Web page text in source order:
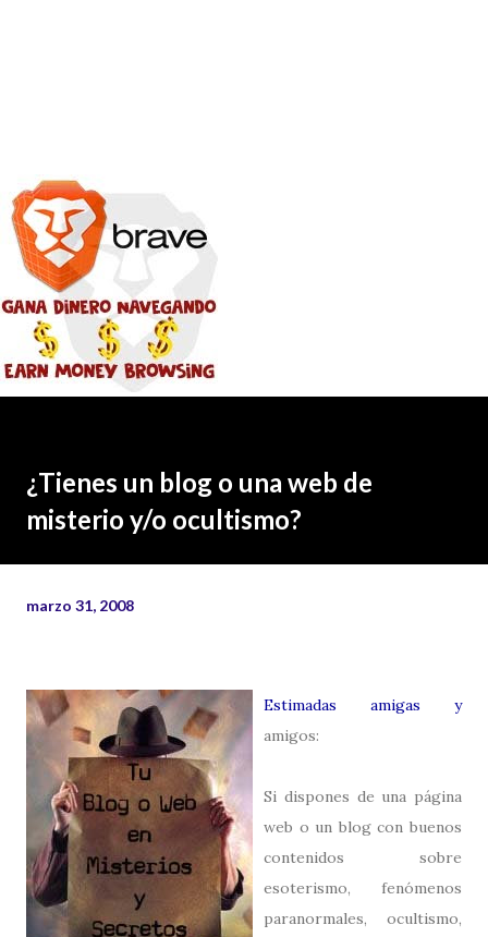
¿Tienes un blog o una web de
misterio y/o ocultismo?
marzo 31, 2008
Estimadas amigas y
amigos:
Si dispones de una página
web o un blog con buenos
contenidos sobre
esoterismo, fenómenos
paranormales, ocultismo,